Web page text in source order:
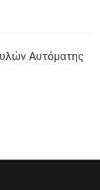
Αυτόματης